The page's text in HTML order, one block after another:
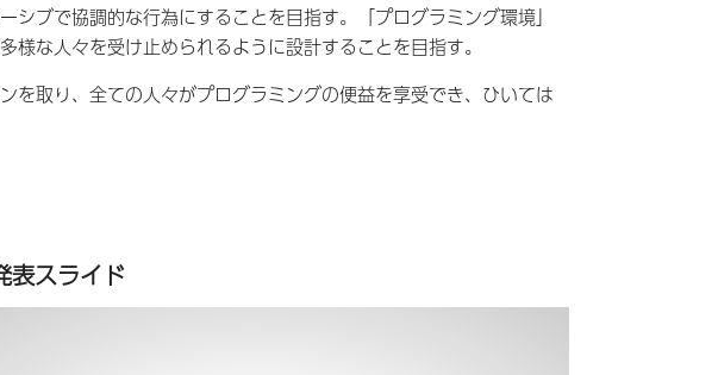
ブで協調的な行為にすることを目指す。「プログラミング環境」
な人々を受け止められるように設計することを目指す。
を取り、全ての人々がプログラミングの便益を享受でき、ひいては
表スライド